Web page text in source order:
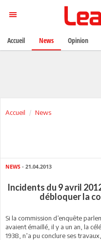
Accueil News
NEWS - 21.04.2013
Incidents du 9 avril
débloquer la
Si la commission d’enquête
avaient émaillé, il y a un an, la
1938, n’a pu conclure ses
Accueil News Opinion